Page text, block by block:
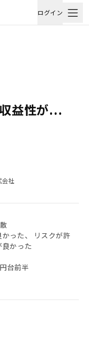
ログイン
益性が...
会社
った、 リスクが許
かった
台前半